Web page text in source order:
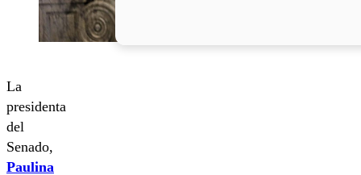
La
presidenta
del
Senado,
Paulina